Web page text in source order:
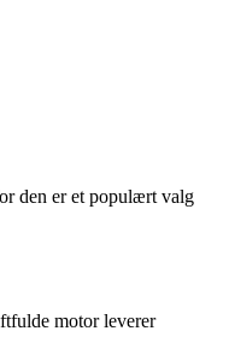
den er et populært valg
motor leverer